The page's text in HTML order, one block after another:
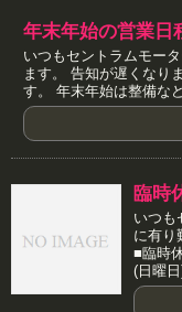
年末年始の営業日
いつもセントラムモー
ます。 告知が遅くなり
す。 年末年始は整備な
臨時
いつも
に有り
■臨時
(日曜